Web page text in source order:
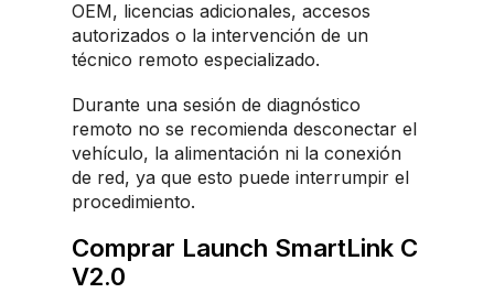
OEM, licencias adicionales, accesos
autorizados o la intervención de un
técnico remoto especializado.
Durante una sesión de diagnóstico
remoto no se recomienda desconectar el
vehículo, la alimentación ni la conexión
de red, ya que esto puede interrumpir el
procedimiento.
Comprar Launch SmartLink C
V2.0